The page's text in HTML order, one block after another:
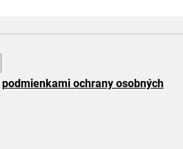
podmienkami ochrany osobných